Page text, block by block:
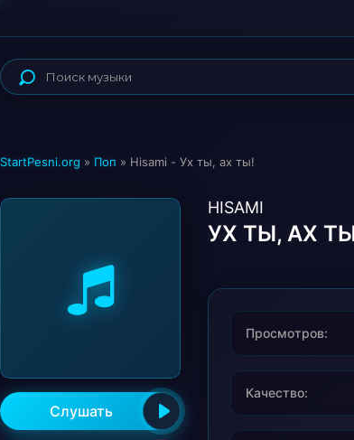
StartPesni.org » Поп » Hisami - Ух ты, ах ты!
Слушать
HISAMI
УХ ТЫ, АХ
Просмотров:
Качество: